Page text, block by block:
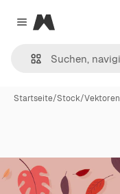
Close menu
Magnific
Startseite/Stock/Vektoren